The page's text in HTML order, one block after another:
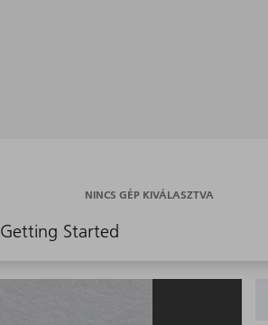
Getting Started
NINCS GÉP KIVÁLASZTVA